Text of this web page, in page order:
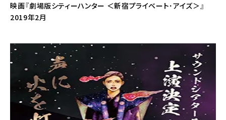
映画『劇場版シティーハンター ＜新宿プライベート･アイズ＞』
2019年2月